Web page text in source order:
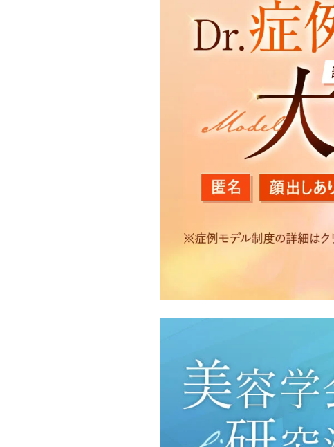
③TCBグループが第三者から間
患者様の同意を得た上で、以
から取得し、TCBグループが
・患者様の閲覧履歴、端末等の
【利用目的】
TCBグループは取得情報を以
・クリニックの来院予約、医
のサービス提供のため
・医療サービスの提供に関す
・サービス向上を目的とした
・Cookie等の技術を用いたア
・閲覧記録等から趣味・嗜好を
・お問い合わせ又はご意見の
・患者様のサービス利用状況の
・広告、宣伝、マーケティング
【個人情報の管理体制について